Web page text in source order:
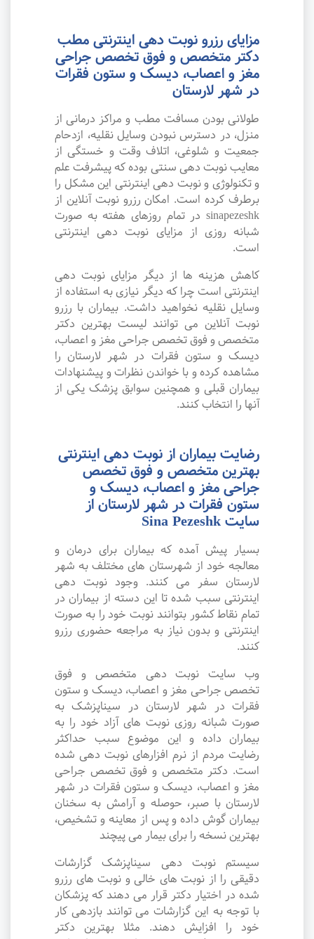
مزایای رزرو نوبت دهی اینترنتی مطب
دکتر متخصص و فوق تخصص جراحی
مغز و اعصاب، دیسک و ستون فقرات
در شهر لارستان
طولانی بودن مسافت مطب و مراکز درمانی از
منزل، در دسترس نبودن وسایل نقلیه، ازدحام
جمعیت و شلوغی، اتلاف وقت و خستگی از
معایب نوبت دهی سنتی بوده که پیشرفت علم
و تکنولوژی و نوبت دهی اینترنتی این مشکل را
برطرف کرده است. امکان رزرو نوبت آنلاین از
sinapezeshk در تمام روزهای هفته به صورت
شبانه روزی از مزایای نوبت دهی اینترنتی
است.
کاهش هزینه ها از دیگر مزایای نوبت دهی
اینترنتی است چرا که دیگر نیازی به استفاده از
وسایل نقلیه نخواهید داشت. بیماران با رزرو
نوبت آنلاین می توانند لیست بهترین دکتر
متخصص و فوق تخصص جراحی مغز و اعصاب،
دیسک و ستون فقرات در شهر لارستان را
مشاهده کرده و با خواندن نظرات و پیشنهادات
بیماران قبلی و همچنین سوابق پزشک یکی از
آنها را انتخاب کنند.
رضایت بیماران از نوبت دهی اینترنتی
بهترین متخصص و فوق تخصص
جراحی مغز و اعصاب، دیسک و
ستون فقرات در شهر لارستان از
سایت Sina Pezeshk
بسیار پیش آمده که بیماران برای درمان و
معالجه خود از شهرستان های مختلف به شهر
لارستان سفر می کنند. وجود نوبت دهی
اینترنتی سبب شده تا این دسته از بیماران در
تمام نقاط کشور بتوانند نوبت خود را به صورت
اینترنتی و بدون نیاز به مراجعه حضوری رزرو
کنند.
وب سایت نوبت دهی متخصص و فوق
تخصص جراحی مغز و اعصاب، دیسک و ستون
فقرات در شهر لارستان در سیناپزشک به
صورت شبانه روزی نوبت های آزاد خود را به
بیماران داده و این موضوع سبب حداکثر
رضایت مردم از نرم افزارهای نوبت دهی شده
است. دکتر متخصص و فوق تخصص جراحی
مغز و اعصاب، دیسک و ستون فقرات در شهر
لارستان با صبر، حوصله و آرامش به سخنان
بیماران گوش داده و پس از معاینه و تشخیص،
بهترین نسخه را برای بیمار می پیچند
سیستم نوبت دهی سیناپزشک گزارشات
دقیقی را از نوبت های خالی و نوبت های رزرو
شده در اختیار دکتر قرار می دهند که پزشکان
با توجه به این گزارشات می توانند بازدهی کار
خود را افزایش دهند. مثلا بهترین دکتر